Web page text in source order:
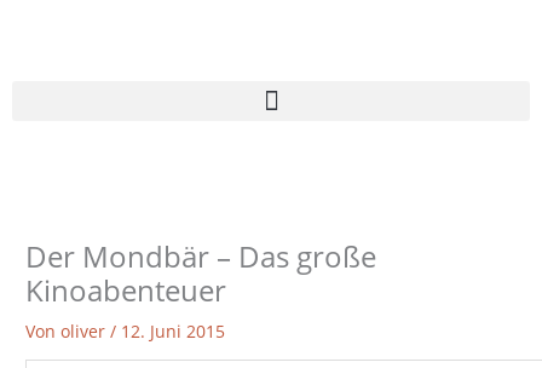
Der Mondbär – Das große
Kinoabenteuer
Vonoliver/ 12. Juni 2015